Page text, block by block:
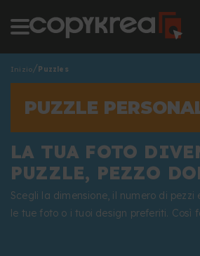
Inizio Puzzles
PUZZLE
LA TUA FOTO
PUZZLE, PEZZO
Scegli la dimensione, il numero di pezzi
le tue foto o i tuoi design preferiti. Così